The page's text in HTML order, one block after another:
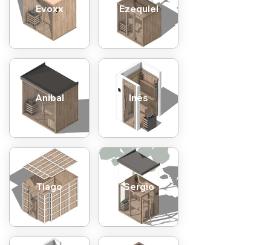
Evoxx Ezequiel
Anibal Inés
Tiago Sergio